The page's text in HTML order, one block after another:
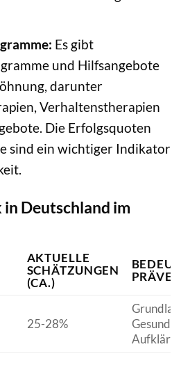
Es gibt
und Hilfsangebote
darunter
Verhaltenstherapien
Die Erfolgsquoten
sind ein wichtiger Indikator
Deutschland im
AKTUELLE
SCHÄTZUNGEN
(CA.)
25-28%